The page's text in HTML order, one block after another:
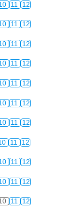
11 12
11 12
11 12
11 12
11 12
11 12
11 12
11 12
11 12
11 12
11 12